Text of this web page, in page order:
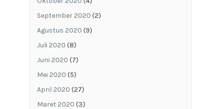
September 2020 (2)
Agustus 2020 (9)
Juli 2020 (8)
Juni 2020 (7)
Mei 2020 (5)
April 2020 (27)
Maret 2020 (3)